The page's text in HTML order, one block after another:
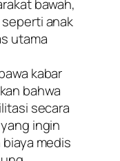
bawah,
anak
utama
kabar
bahwa
secara
ingin
medis